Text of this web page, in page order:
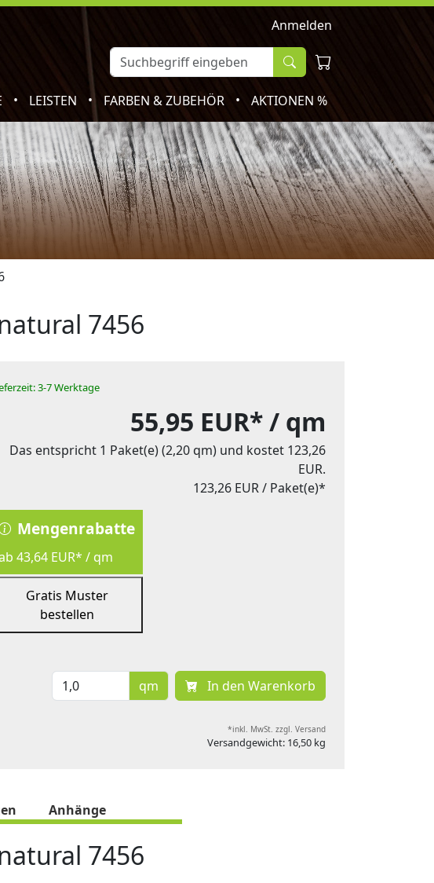
Anmelden
• LEISTEN • FARBEN & ZUBEHÖR • AKTIONEN %
7456
3-7 Werktage
55,95 EUR*/ qm
Das entspricht 1 Paket(e) (2,20 qm) und kostet 123,26
EUR.
123,26 EUR/ Paket(e)*
Mengenrabatte
43,64 EUR* / qm
Gratis Muster
bestellen
qm In den Warenkorb
*inkl. MwSt. zzgl. Versand
Versandgewicht: 16,50 kg
Anhänge
7456